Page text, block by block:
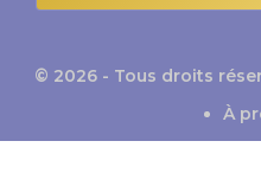
© 2026 - Tous droits
À